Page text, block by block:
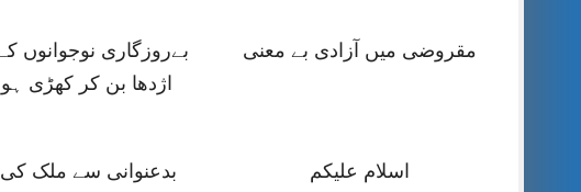
مقروضی میں آزادی بے معنی
بےروزگاری نوجوانوں
اژدھا بن کر کھڑی
اسلام علیکم
بدعنوانی سے ملک